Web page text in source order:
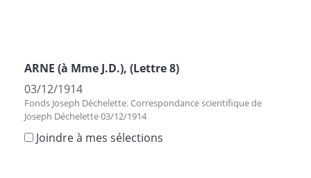
ARNE (à Mme J.D.), (Lettre 8)
03/12/1914
Fonds Joseph Déchelette. Correspondance scientifique de
Joseph Déchelette 03/12/1914
Joindre à mes sélections